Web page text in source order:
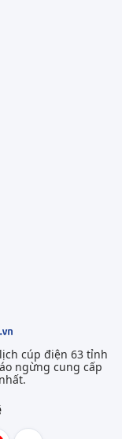
cúp điện 63 tỉnh
ngừng cung cấp